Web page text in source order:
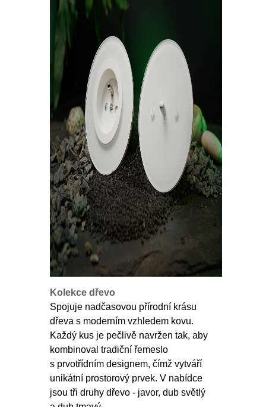
Kolekce dřevo
Spojuje nadčasovou přírodní krásu
dřeva s moderním vzhledem kovu.
Každý kus je pečlivě navržen tak, aby
kombinoval tradiční řemeslo
s prvotřídním designem, čímž vytváří
unikátní prostorový prvek. V nabídce
jsou tři druhy dřevo - javor, dub světlý